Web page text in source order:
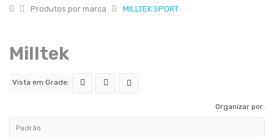
Produtos por marca MILLTEK SPORT
Milltek
Vista em Grade:
Organizar por: